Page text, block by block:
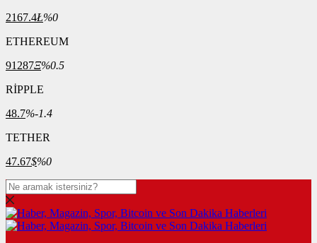
2167.4Ł%0
ETHEREUM
91287Ξ%0.5
RİPPLE
48.7%-1.4
TETHER
47.67$%0